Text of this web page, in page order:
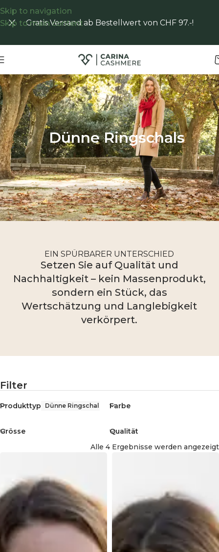
Skip to navigation
Skip to main content
Gratis Versand ab Bestellwert von CHF 97.-!
Dünne Ringschals
EIN SPÜRBARER UNTERSCHIED
Setzen Sie auf Qualität und
Nachhaltigkeit – kein Massenprodukt,
sondern ein Stück, das
Wertschätzung und Langlebigkeit
verkörpert.
Filter
Produkttyp Dünne Ringschals Farbe
Grösse
Qualität
Alle 4 Ergebnisse werden angezeigt